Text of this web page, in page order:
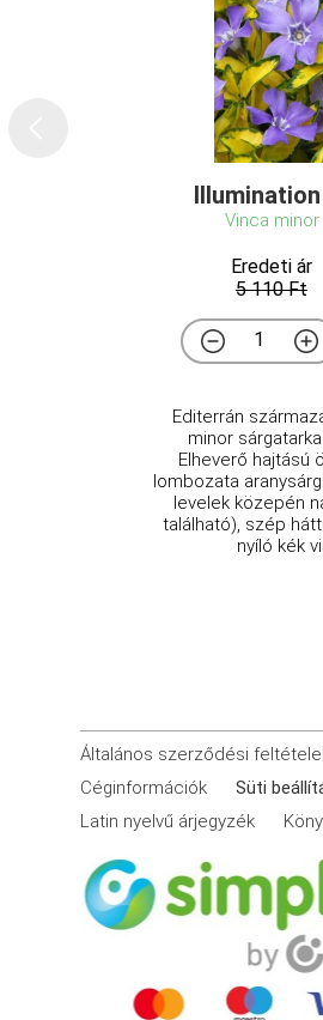
Vinca minor
Eredeti ár
5 110 Ft
Editerrán
minor
Elheverő hajtású
lombozata
levelek közepén
található), szép
nyíló kék
Általános szerződési
Céginformációk
Süti
Latin nyelvű árjegyzék